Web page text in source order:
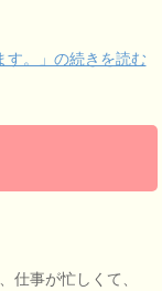
す。」の続きを読む
仕事が忙しくて、